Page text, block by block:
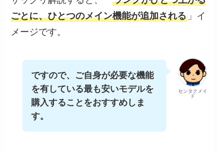
ごとに、ひとつのメイン機能が追加される 」イ
メージです。
センタクメイ
ド
ですので、ご自身が必要な機能
を有している最も安いモデルを
購入することをおすすめしま
す。